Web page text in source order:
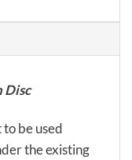
Disc
be used
the existing